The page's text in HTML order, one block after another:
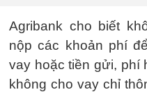
Agribank cho biết
nộp các khoản phí
vay hoặc tiền gửi, phí
không cho vay chỉ